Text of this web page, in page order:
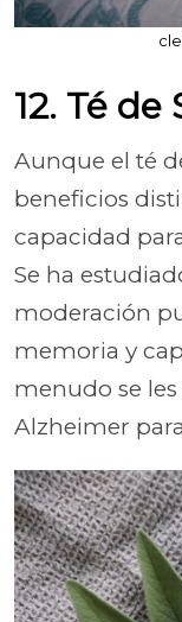
12. Té de
Aunque el té
beneficios
capacidad
Se ha
moderación
memoria y
menudo se
Alzheimer